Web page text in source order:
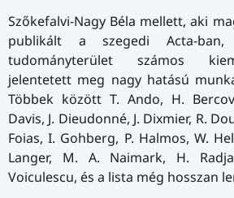
Szőkefalvi-Nagy Béla mellett, aki
publikált a szegedi Acta-
tudományterület számos
jelentetett meg nagy hatású
Többek között T. Ando, H.
Davis, J. Dieudonné, J. Dixmier, R.
Foias, I. Gohberg, P. Halmos, W.
Langer, M. A. Naimark, H.
Voiculescu, és a lista még hosszan